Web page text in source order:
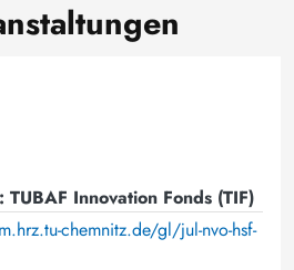
Innovation Fonds (TIF)
chemnitz.de/gl/jul-nvo-hsf-